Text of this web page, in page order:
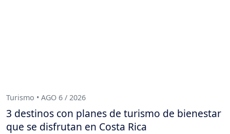
Turismo • AGO 6 / 2026
3 destinos con planes de turismo de bienestar
que se disfrutan en Costa Rica